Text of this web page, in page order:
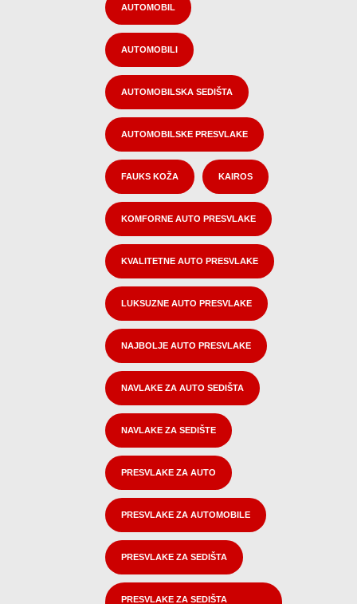
AUTOMOBIL
AUTOMOBILI
AUTOMOBILSKA SEDIŠTA
AUTOMOBILSKE PRESVLAKE
FAUKS KOŽA KAIROS
KOMFORNE AUTO PRESVLAKE
KVALITETNE AUTO PRESVLAKE
LUKSUZNE AUTO PRESVLAKE
NAJBOLJE AUTO PRESVLAKE
NAVLAKE ZA AUTO SEDIŠTA
NAVLAKE ZA SEDIŠTE
PRESVLAKE ZA AUTO
PRESVLAKE ZA AUTOMOBILE
PRESVLAKE ZA SEDIŠTA
PRESVLAKE ZA SEDIŠTA